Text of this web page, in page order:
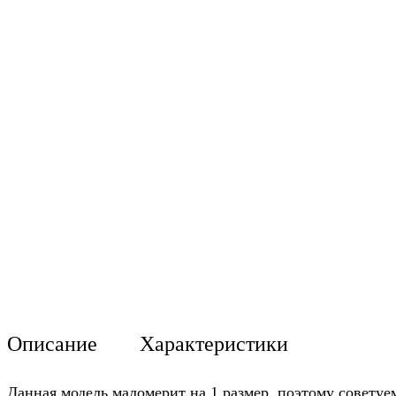
Описание Характеристики
Данная модель маломерит на 1 размер, поэтому